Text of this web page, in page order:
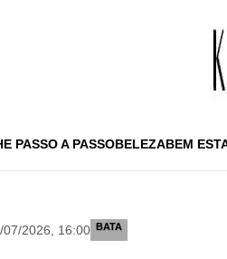
PASSO A PASSOBELEZABEM
07/2026, 16:00 BATA